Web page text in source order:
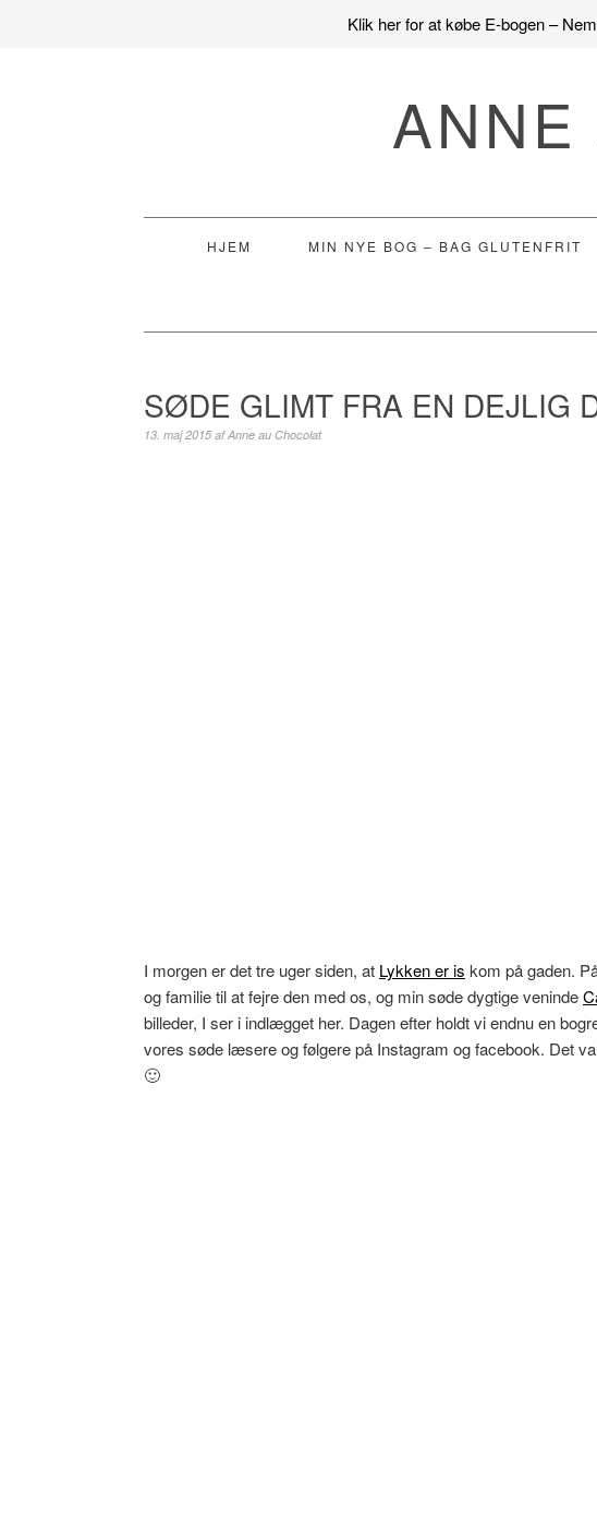
Klik her for at købe E-bogen –
ANNE
HJEM MIN NYE BOG – BAG GLUTENFRIT
SØDE GLIMT FRA EN DEJLIG
13. maj 2015 afAnne au Chocolat
I morgen er det tre uger siden, at Lykken er is kom på gaden.
og familie til at fejre den med os, og min søde dygtige veninde
billeder, I ser i indlægget her. Dagen efter holdt vi endnu en
vores søde læsere og følgere på Instagram og facebook. Det
🙂